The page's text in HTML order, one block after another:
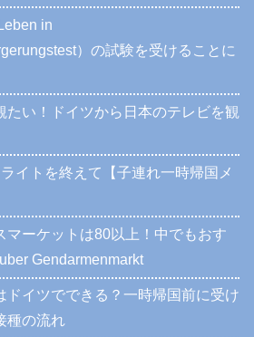
in
）の試験を受けることに
たい！ドイツから日本のテレビを観
イトを終えて【子連れ一時帰国メ
マーケットは80以上！中でもおす
Gendarmenmarkt
ドイツでできる？一時帰国前に受け
種の流れ